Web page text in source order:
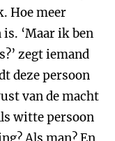
Hoe meer
‘Maar ik ben
zegt iemand
deze persoon
van de macht
witte persoon